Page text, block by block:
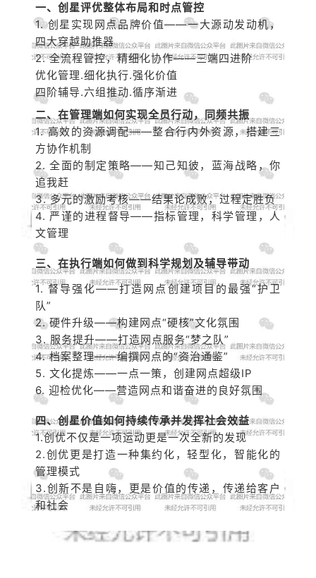
一、创星评优整体布局和时点管控
1. 创星实现网点品牌价值——一大源动发动机，
四大穿越助推器
2. 全流程管控，精细化协作——三端四进阶
优化管理.细化执行.强化价值
四阶辅导.六组推动.循序渐进
二、在管理端如何实现全员行动，同频共振
1. 高效的资源调配——整合行内外资源，搭建三
方协作机制
2. 全面的制定策略——知己知彼，蓝海战略，你
追我赶
3. 多元的激励考核——结果论成败，过程定胜负
4. 严谨的进程督导——指标管理，科学管理，人
文管理
三、在执行端如何做到科学规划及辅导带动
1. 督导强化——打造网点创建项目的最强“护卫
队”
2. 硬件升级——构建网点“硬核”文化氛围
3. 服务提升——打造网点服务“梦之队”
4. 档案整理——编撰网点的“资治通鉴”
5. 文化提炼——一点一策，创建网点超级IP
6. 迎检优化——营造网点和谐奋进的良好氛围
四、创星价值如何持续传承并发挥社会效益
1.创优不仅是一项运动更是一次全新的发现
2.创优更是打造一种集约化，轻型化，智能化的
管理模式
3.创新不是自嗨，更是价值的传递，传递给客户
和社会